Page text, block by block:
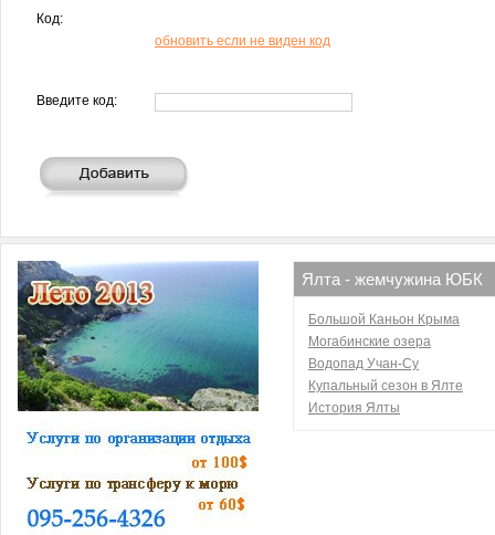
Код:
обновить если не виден код
Введите код:
Ялта - жемчужина ЮБК
Большой Каньон Крыма
Могабинские озера
Водопад Учан-Су
Купальный сезон в Ялте
История Ялты